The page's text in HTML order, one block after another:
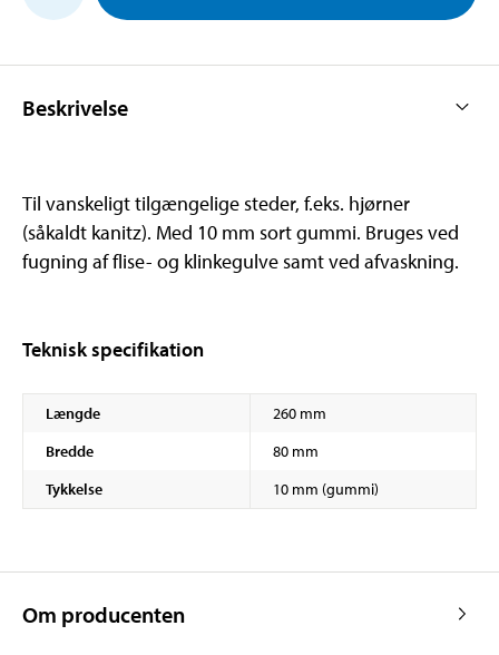
Beskrivelse
Til vanskeligt tilgængelige steder, f.eks. hjørner
(såkaldt kanitz). Med 10 mm sort gummi. Bruges ved
fugning af flise- og klinkegulve samt ved afvaskning.
Teknisk specifikation
Længde
260 mm
Bredde
80 mm
Tykkelse
10 mm (gummi)
Om producenten